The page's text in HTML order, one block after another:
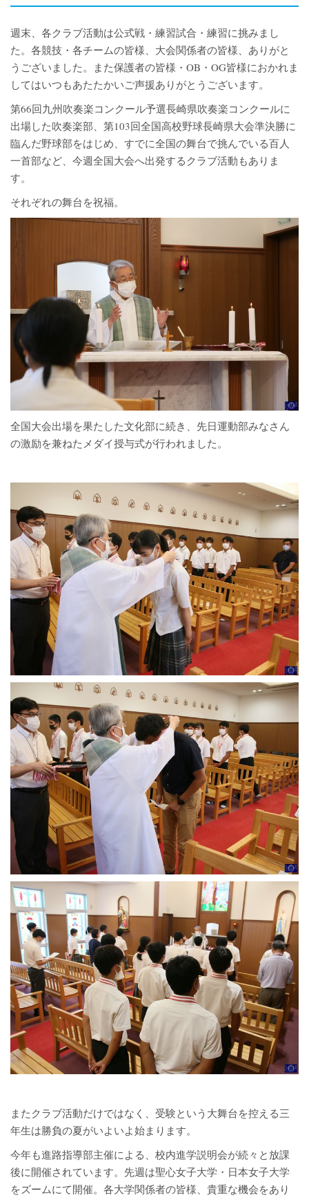
週末、各クラブ活動は公式戦・練習試合・練習に挑みまし
た。各競技・各チームの皆様、大会関係者の皆様、ありがと
うございました。また保護者の皆様・OB・OG皆様におかれま
してはいつもあたたかいご声援ありがとうございます。
第66回九州吹奏楽コンクール予選長崎県吹奏楽コンクールに
出場した吹奏楽部、第103回全国高校野球長崎県大会準決勝に
臨んだ野球部をはじめ、すでに全国の舞台で挑んでいる百人
一首部など、今週全国大会へ出発するクラブ活動もありま
す。
それぞれの舞台を祝福。
全国大会出場を果たした文化部に続き、先日運動部みなさん
の激励を兼ねたメダイ授与式が行われました。
またクラブ活動だけではなく、受験という大舞台を控える三
年生は勝負の夏がいよいよ始まります。
今年も進路指導部主催による、校内進学説明会が続々と放課
後に開催されています。先週は聖心女子大学・日本女子大学
をズームにて開催。各大学関係者の皆様、貴重な機会をあり